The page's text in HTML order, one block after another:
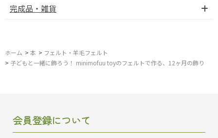
完成品・雑貨
ホーム > 本 > フェルト・羊毛フェルト
> 子どもと一緒に飾ろう！ minimofuu toyのフェルトで作る、12ヶ月の飾り
会員登録について